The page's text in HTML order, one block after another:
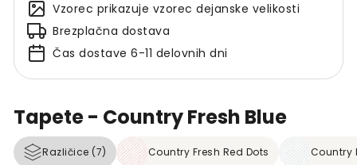
Tapete - Country Fresh Blue
Različice (7) Country Fresh Red Dots Country
Vzorec prikazuje vzorec dejanske velikosti
Brezplačna dostava
Čas dostave 6-11 delovnih dni